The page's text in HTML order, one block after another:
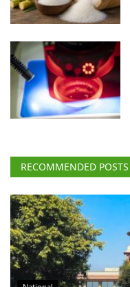
RECOMMENDED POSTS